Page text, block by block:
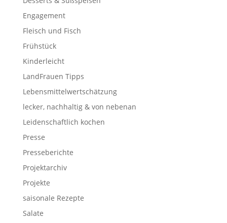
Engagement
Fleisch und Fisch
Frühstück
Kinderleicht
LandFrauen Tipps
Lebensmittelwertschätzung
lecker, nachhaltig & von nebenan
Leidenschaftlich kochen
Presse
Presseberichte
Projektarchiv
Projekte
saisonale Rezepte
Salate